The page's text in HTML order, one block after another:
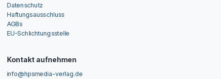
Datenschutz
Haftungsausschluss
AGBs
EU-Schlichtungsstelle
Kontakt aufnehmen
info@hpsmedia-verlag.de